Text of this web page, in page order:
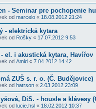
- Seminar pre pochopenie
od marcelo « 18.08.2012 21:24
- elektrická kytara
od Rošky « 17.07.2012 9:53
- el. i akustická kytara, Havířov
od Amid « 7.04.2012 14:42
ZUŠ s. r. o. (Č. Budějovice)
od hatrson « 2.03.2012 23:09
DiS. - housle a klávesy
od lucie.hsl « 18.02.2012 10:37